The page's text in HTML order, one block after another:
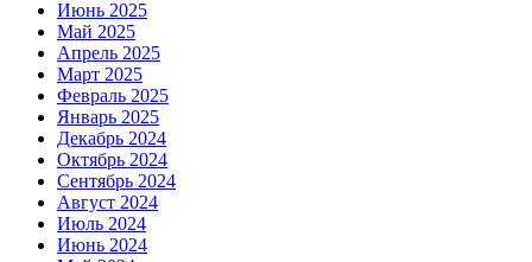
Июнь 2025
Май 2025
Апрель 2025
Март 2025
Февраль 2025
Январь 2025
Декабрь 2024
Октябрь 2024
Сентябрь 2024
Август 2024
Июль 2024
Июнь 2024